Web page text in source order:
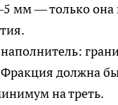
мм — только
должна
на треть.